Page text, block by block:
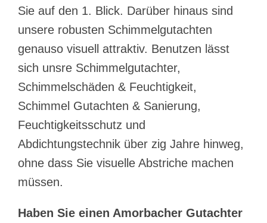
Sie auf den 1. Blick. Darüber hinaus sind
unsere robusten Schimmelgutachten
genauso visuell attraktiv. Benutzen lässt
sich unsre Schimmelgutachter,
Schimmelschäden & Feuchtigkeit,
Schimmel Gutachten & Sanierung,
Feuchtigkeitsschutz und
Abdichtungstechnik über zig Jahre hinweg,
ohne dass Sie visuelle Abstriche machen
müssen.
Haben Sie einen Amorbacher Gutachter